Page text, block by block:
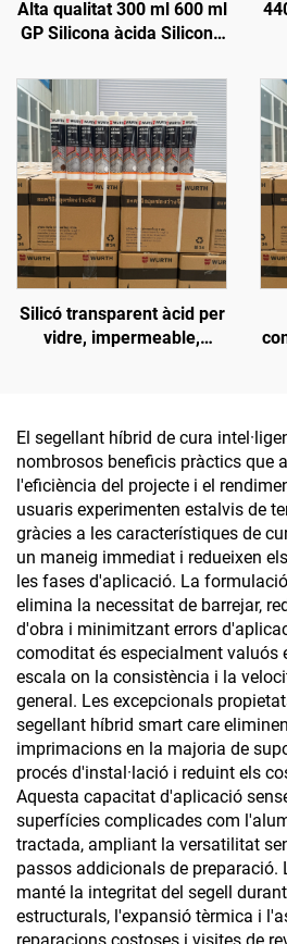
Alta qualitat 300 ml 600 ml
GP Silicona àcida Silicona
Wacker Qualitat Adhesiu
monocomponent Preu
Silicó transparent àcid per
vidre, impermeable,
El segellant híbrid de cura
nombrosos beneficis pràctics que
l'eficiència del projecte i el
usuaris experimenten estalvis de
gràcies a les característiques de
un maneig immediat i redueixen
les fases d'aplicació. La
elimina la necessitat de barrejar,
d'obra i minimitzant errors
comoditat és especialment valuós
escala on la consistència i la
general. Les excepcionals
segellant híbrid smart care
imprimacions en la majoria de
procés d'instal·lació i reduint els
Aquesta capacitat d'aplicació
superfícies complicades com
tractada, ampliant la versatilitat
passos addicionals de preparació.
manté la integritat del segell
estructurals, l'expansió tèrmica i